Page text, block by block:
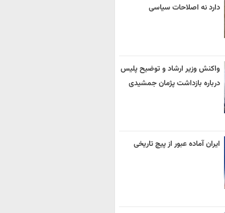
دارد نه اصلاحات سیاسی
واکنش وزیر ارشاد و توضیح پلیس
درباره بازداشت پژمان جمشیدی
ایران آماده عبور از پیچ تاریخی